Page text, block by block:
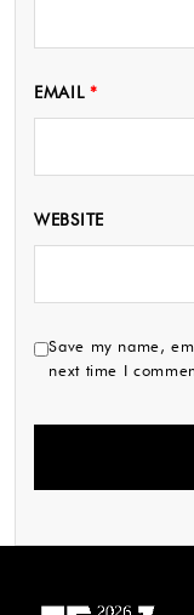
EMAIL*
WEBSITE
Save my name,
next time I